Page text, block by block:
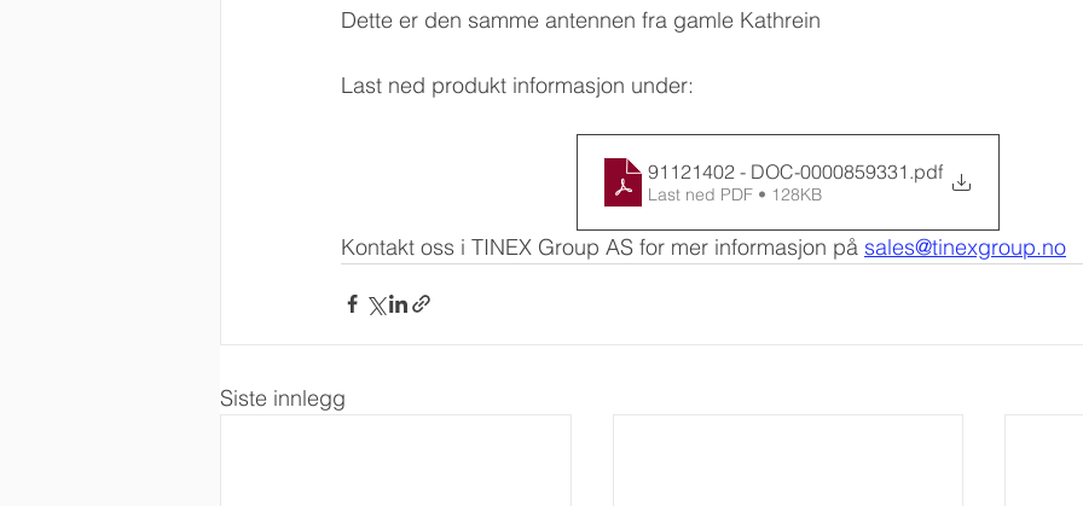
Dette er den samme antennen fra gamle Kathrein
Last ned produkt informasjon under:
91121402 - DOC-0000859331 .pdf
Last ned PDF • 128KB
Kontakt oss i TINEX Group AS for mer informasjon på sales@tinexgroup.no
Siste innlegg